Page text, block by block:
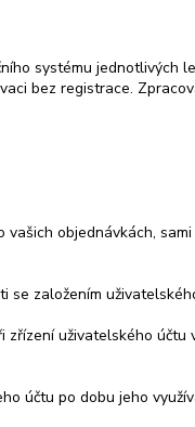
systému jednotlivých
bez registrace.
objednávkách,
se založením
uživatelského
účtu po dobu jeho